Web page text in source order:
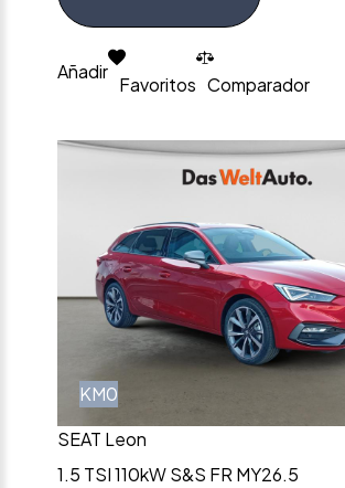
Añadir
Favoritos Comparador
KM0
SEAT Leon
1.5 TSI 110kW S&S FR MY26.5